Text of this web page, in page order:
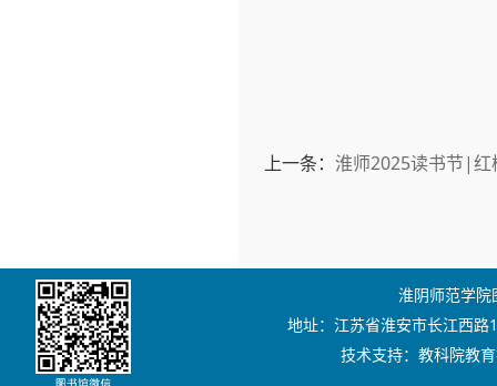
上一条： 淮师2025读书节|红
淮阴师范学
地址：江苏省淮安市长江西
技术支持：教科院教